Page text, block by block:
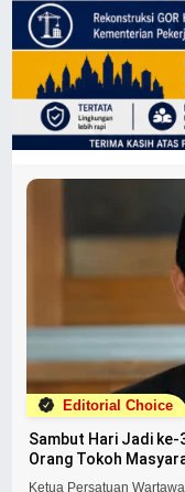
Editorial Choice
Sambut Hari Jadi ke-
Orang Tokoh
Ketua Persatuan